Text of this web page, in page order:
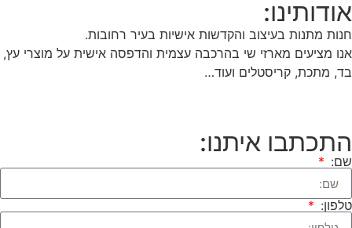
אודותינו:
חנות מתנות בעיצוב והקדשות אישיות בעיר רחובות.
אנו מציעים מארזי שי בהרכבה עצמית והדפסה אישית על מוצרי עץ,
בד, מתכת, קריסטלים ועוד…
התכתבו איתנו:
שם:
טלפון: